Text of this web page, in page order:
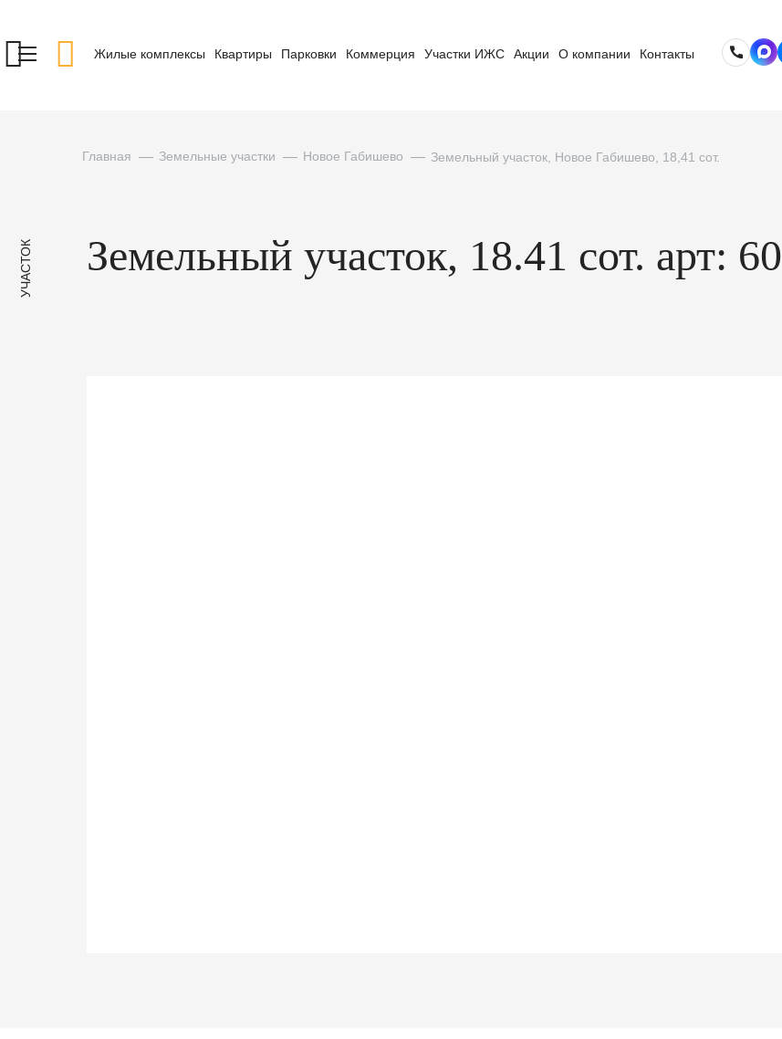
Жилые комплексы Квартиры Парковки Коммерция Участки ИЖС Акции О компании Контакты
Главная Земельные участки Новое Габишево Земельный участок, Новое Габишево, 18,41 сот.
УЧАСТОК Земельный участок, 18.41 сот. арт: 60